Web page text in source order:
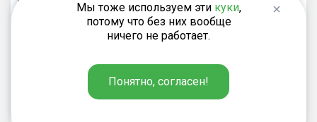
187₽
Контрольно-измерительные
Мы тоже используем эти куки,
потому что без них вообще
ничего не работает.
Понятно, согласен!